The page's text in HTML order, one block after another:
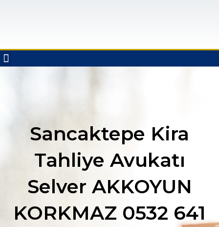
Sancaktepe Kira
Tahliye Avukatı
Selver AKKOYUN
KORKMAZ 0532 641